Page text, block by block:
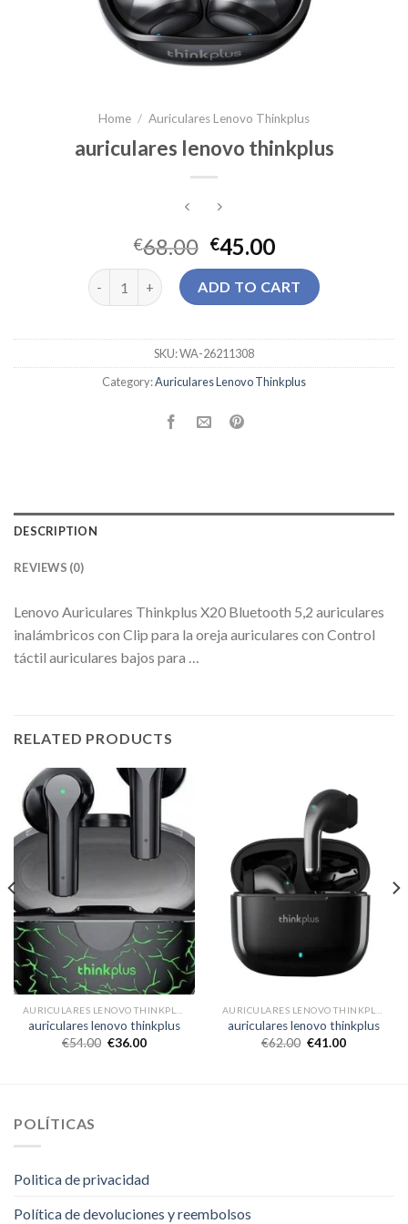
Home / Auriculares Lenovo Thinkplus
auriculares lenovo thinkplus
€68.00 €45.00
auriculares lenovo thinkplus quantity
ADD TO CART
SKU:WA-26211308
Category:Auriculares Lenovo Thinkplus
DESCRIPTION
REVIEWS (0)
Lenovo Auriculares Thinkplus X20 Bluetooth 5,2 auriculares
inalámbricos con Clip para la oreja auriculares con Control
táctil auriculares bajos para …
RELATED PRODUCTS
auriculares lenovo thinkplus
€54.00 €36.00
auriculares lenovo thinkplus
€62.00 €41.00
POLÍTICAS
Politica de privacidad
Política de devoluciones y reembolsos